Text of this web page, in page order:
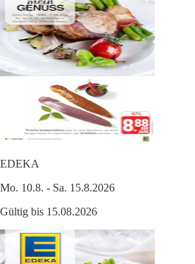
EDEKA
Mo. 10.8. - Sa. 15.8.2026
Gültig bis 15.08.2026